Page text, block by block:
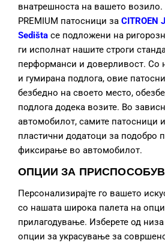
внатрешноста на вашето возило.
PREMIUM патосници за CITROEN
Sedišta се подложени на
ги исполнат нашите строги
перформанси и доверливост. Со
и гумирана подлога, овие
безбедно на своето место,
подлога додека возите. Во
автомобилот, самите патосници
пластични додатоци за подобро
фиксирање во автомобилот.
ОПЦИИ ЗА
Персонализирајте го вашето
со нашата широка палета на
прилагодување. Изберете од
опции за украсување за